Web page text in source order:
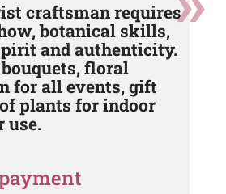
craftsman requires
botanical skills,
and authenticity.
floral
for all events, gift
plants for indoor
use.